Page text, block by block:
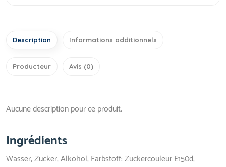
Description Informations additionnels
Producteur Avis (0)
Aucune description pour ce produit.
Ingrédients
Wasser, Zucker, Alkohol, Farbstoff: Zuckercouleur E150d,